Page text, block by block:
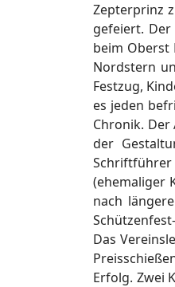
Zepterprinz
gefeiert.
beim Oberst
Nordstern
Festzug,
es jeden
Chronik.
der
(ehemaliger
nach
Das
Erfolg. Zwei